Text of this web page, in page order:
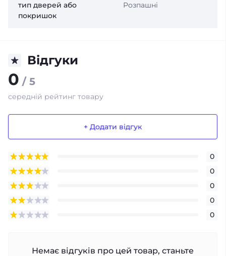
тип дверей або
покришок
Розпашні
Відгуки
0 / 5
середній рейтинг товару
+ Додати відгук
0
0
0
0
0
Немає відгуків про цей товар, станьте